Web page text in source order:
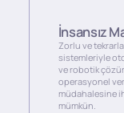
İnsansız
Zorlu ve
sistemleriyle
ve robotik
operasyonel
müdahalesine
mümkün.